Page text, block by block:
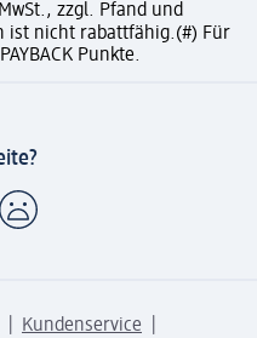
zzgl. Pfand und
ist nicht rabattfähig.(#) Für
Punkte.
Kundenservice